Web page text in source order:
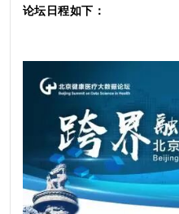
论坛日程如下：